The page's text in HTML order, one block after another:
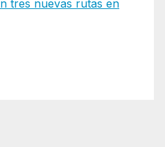
tres nuevas rutas en